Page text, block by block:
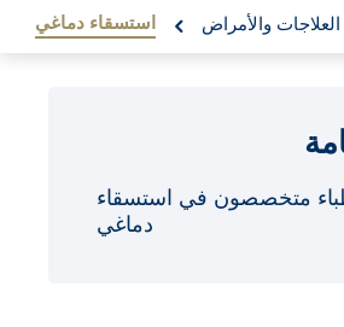
العلاجات والأمراض استسقاء دماغي
متخصصون في استسقاء
دماغي